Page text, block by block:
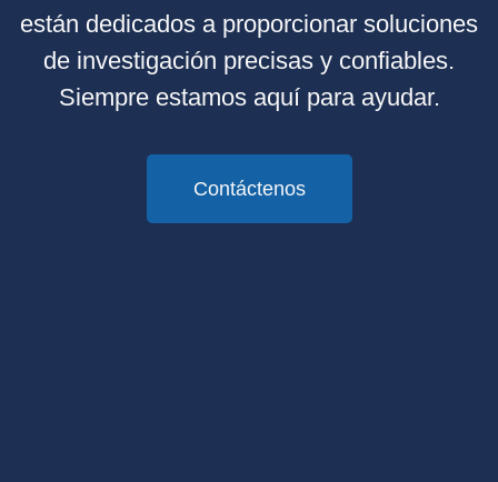
están dedicados a proporcionar soluciones
de investigación precisas y confiables.
Siempre estamos aquí para ayudar.
Contáctenos